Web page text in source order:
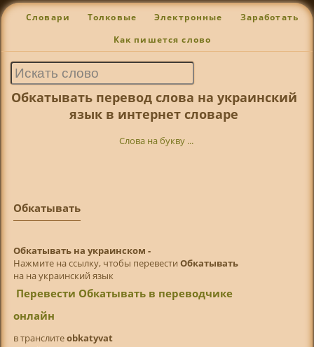
Словари Толковые Электронные Заработать
Как пишется слово
Обкатывать перевод слова на украинский
язык в интернет словаре
Слова на букву ...
Обкатывать
Обкатывать на украинском -
Нажмите на ссылку, чтобы перевести Обкатывать
на на украинский язык
Перевести Обкатывать в переводчике
онлайн
в транслитeobkatyvat